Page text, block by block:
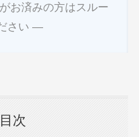
お済みの方はスルー
さい ―
目次